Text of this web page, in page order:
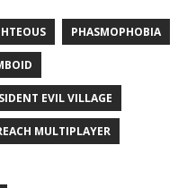
PHASMOPHOBIA
EVIL VILLAGE
MULTIPLAYER